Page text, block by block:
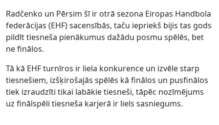
Radčenko un Pērsim šī ir otrā sezona Eiropas Handbola
federācijas (EHF) sacensībās, taču iepriekš bijis tas gods
pildīt tiesneša pienākumus dažādu posmu spēlēs, bet
ne finālos.
Tā kā EHF turnīros ir liela konkurence un izvēle starp
tiesnešiem, izšķirošajās spēlēs kā finālos un pusfinālos
tiek izraudzīti tikai labākie tiesneši, tāpēc nozīmējums
uz finālspēli tiesneša karjerā ir liels sasniegums.